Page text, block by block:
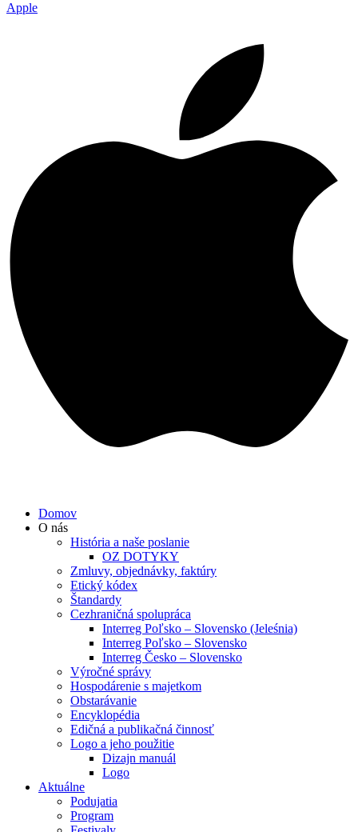
Apple
Domov
O nás
História a naše poslanie
OZ DOTYKY
Zmluvy, objednávky, faktúry
Etický kódex
Štandardy
Cezhraničná spolupráca
Interreg Poľsko – Slovensko (Jeleśnia)
Interreg Poľsko – Slovensko
Interreg Česko – Slovensko
Výročné správy
Hospodárenie s majetkom
Obstarávanie
Encyklopédia
Edičná a publikačná činnosť
Logo a jeho použitie
Dizajn manuál
Logo
Aktuálne
Podujatia
Program